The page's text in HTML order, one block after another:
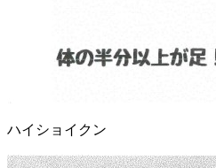
ハイショイクン